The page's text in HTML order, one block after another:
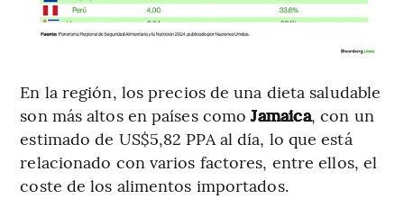
En la región, los precios de una dieta saludable
son más altos en países comoJamaica, con un
estimado de US$5,82 PPA al día, lo que está
relacionado con varios factores, entre ellos, el
coste de los alimentos importados.